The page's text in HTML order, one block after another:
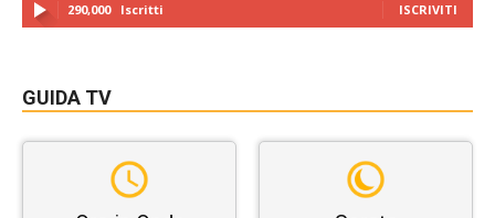
290,000 Iscritti ISCRIVITI
GUIDA TV